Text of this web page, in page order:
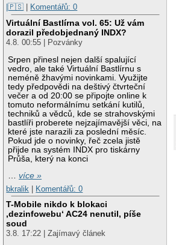
|🇵🇸
Komentářů: 0
Virtuální Bastlírna vol. 65: Už vám
dorazil předobjednaný INDX?
4.8. 00:55 | Pozvánky
Srpen přinesl nejen další spalující
vedro, ale také Virtuální Bastlírnu s
neméně žhavými novinkami. Využijte
tedy předpovědi na deštivý čtvrteční
večer a od 20:00 se připojte online k
tomuto neformálnímu setkání kutilů,
techniků a vědců, kde se strahovskými
bastlíři proberete nejzajímavější věci, na
které jste narazili za poslední měsíc.
Pokud jde o novinky, řeč zcela jistě
přijde na systém INDX pro tiskárny
Průša, který na konci
…více »
bkralik | Komentářů: 0
T-Mobile nikdo k blokaci
‚dezinfowebu‘ AC24 nenutil, píše
soud
3.8. 17:22 | Zajímavý článek